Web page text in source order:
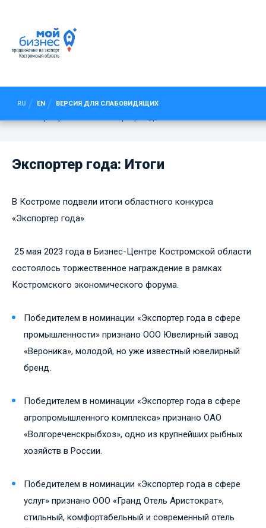
RU EN ВЕРСИЯ ДЛЯ СЛАБОВИДЯЩИХ
ЭКСПОРТЕР ГОДА: ИТОГИ
Экспортер года: Итоги
В Костроме подвели итоги областного конкурса
«Экспортер года»
25 мая 2023 года в Бизнес-Центре Костромской области
состоялось торжественное награждение в рамках
Костромского экономического форума.
Победителем в номинации «Экспортер года в сфере
промышленности» признано ООО Ювелирный завод
«Вероника», молодой, но уже известный ювелирный
бренд.
Победителем в номинации «Экспортер года в сфере
агропромышленного комплекса» признано ОАО
«Волгореченскрыбхоз», одно из крупнейших рыбных
хозяйств в России.
Победителем в номинации «Экспортер года в сфере
услуг» признано ООО «Гранд Отель Аристократ»,
стильный, комфортабельный и современный отель